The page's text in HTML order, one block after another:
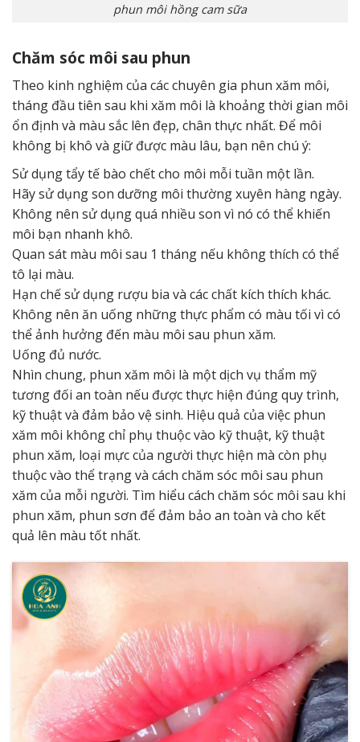
phun môi hồng cam sữa
Chăm sóc môi sau phun
Theo kinh nghiệm của các chuyên gia phun xăm môi,
tháng đầu tiên sau khi xăm môi là khoảng thời gian môi
ổn định và màu sắc lên đẹp, chân thực nhất. Để môi
không bị khô và giữ được màu lâu, bạn nên chú ý:
Sử dụng tẩy tế bào chết cho môi mỗi tuần một lần.
Hãy sử dụng son dưỡng môi thường xuyên hàng ngày.
Không nên sử dụng quá nhiều son vì nó có thể khiến
môi bạn nhanh khô.
Quan sát màu môi sau 1 tháng nếu không thích có thể
tô lại màu.
Hạn chế sử dụng rượu bia và các chất kích thích khác.
Không nên ăn uống những thực phẩm có màu tối vì có
thể ảnh hưởng đến màu môi sau phun xăm.
Uống đủ nước.
Nhìn chung, phun xăm môi là một dịch vụ thẩm mỹ
tương đối an toàn nếu được thực hiện đúng quy trình,
kỹ thuật và đảm bảo vệ sinh. Hiệu quả của việc phun
xăm môi không chỉ phụ thuộc vào kỹ thuật, kỹ thuật
phun xăm, loại mực của người thực hiện mà còn phụ
thuộc vào thể trạng và cách chăm sóc môi sau phun
xăm của mỗi người. Tìm hiểu cách chăm sóc môi sau khi
phun xăm, phun sơn để đảm bảo an toàn và cho kết
quả lên màu tốt nhất.